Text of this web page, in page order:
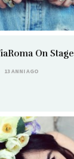
On Stage
13 ANNI AGO